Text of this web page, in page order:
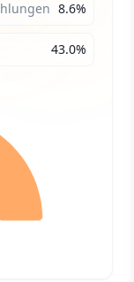
8.6%
43.0%